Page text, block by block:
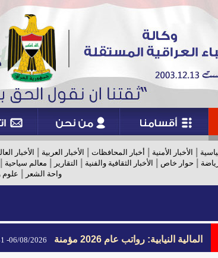
الأخبار الأمنية أخبار المحافظات الأخبار العربية الأخبار
حوار خاص الأخبار الثقافية والفنية التقارير معالم سياحية
واحة الشعر
علوم
المالية النيابية: رواتب عام 2026 مؤمنة 06/08/2026- 09:41
المالية النيابية: رواتب عام 2026 مؤمنة 06/08/2026- 09:41